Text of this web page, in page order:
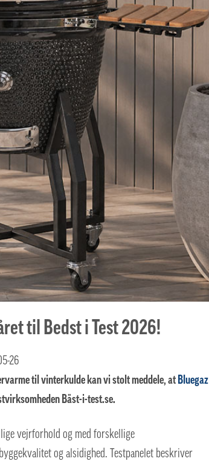
til Bedst i Test 2026!
26
til vinterkulde kan vi stolt meddele, at Bluegaz
Bäst-i-test.se.
vejrforhold og med forskellige
og alsidighed. Testpanelet beskriver